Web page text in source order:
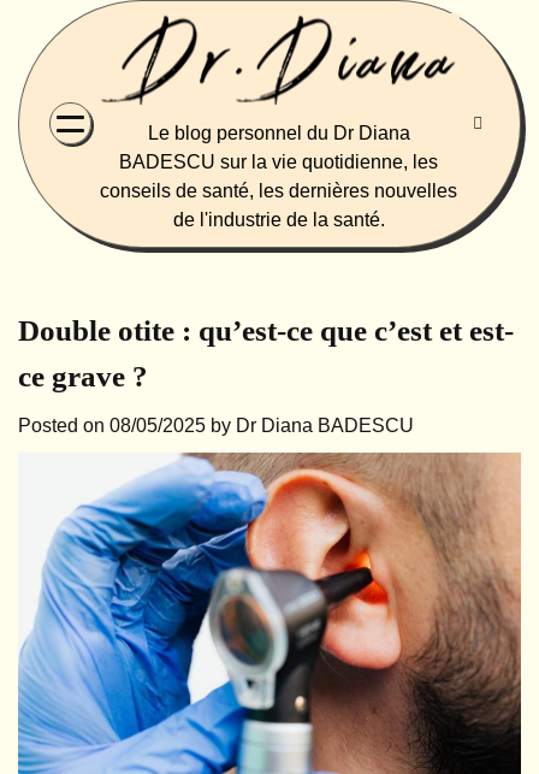
content
Le blog personnel du Dr Diana
BADESCU sur la vie quotidienne, les
conseils de santé, les dernières nouvelles
de l'industrie de la santé.
Double otite : qu’est-ce que c’est et est-
ce grave ?
Posted on 08/05/2025 by Dr Diana BADESCU